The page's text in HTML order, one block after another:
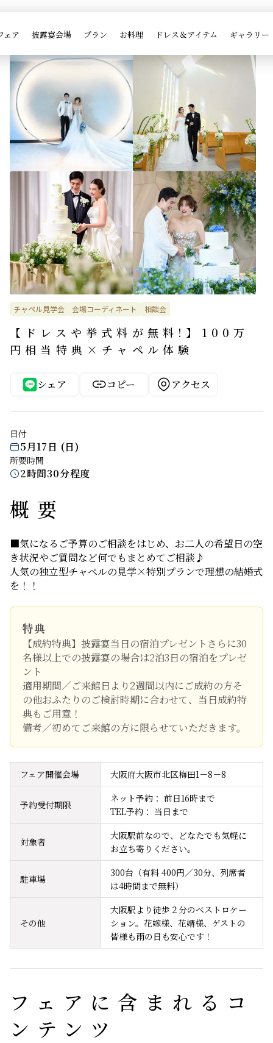
ェア 披露宴会場 プラン お料理 ドレス＆アイテム ギャラリー
チャペル見学会 会場コーディネート 相談会
【ドレスや挙式料が無料!】100万
円相当特典×チャペル体験
シェア コピー アクセス
日付
5月17日 (日)
所要時間
2時間30分程度
概要
■気になるご予算のご相談をはじめ、お二人の希望日の空
き状況やご質問など何でもまとめてご相談♪
人気の独立型チャペルの見学×特別プランで理想の結婚式
を！！
特典
【成約特典】披露宴当日の宿泊プレゼントさらに30
名様以上での披露宴の場合は2泊3日の宿泊をプレゼ
ント
適用期間／ご来館日より2週間以内にご成約の方そ
の他おふたりのご検討時期に合わせて、当日成約特
典もご用意！
備考／初めてご来館の方に限らせていただきます。
フェア開催会場 大阪府大阪市北区梅田1－8－8
予約受付期限
ネット予約： 前日16時まで
TEL予約： 当日まで
対象者
大阪駅前なので、どなたでも気軽に
お立ち寄りください。
駐車場
300台（有料 400円／30分、列席者
は4時間まで無料）
その他
大阪駅より徒歩２分のベストロケー
ション。花嫁様、花婿様、ゲストの
皆様も雨の日も安心です！
フェアに含まれるコ
ンテンツ